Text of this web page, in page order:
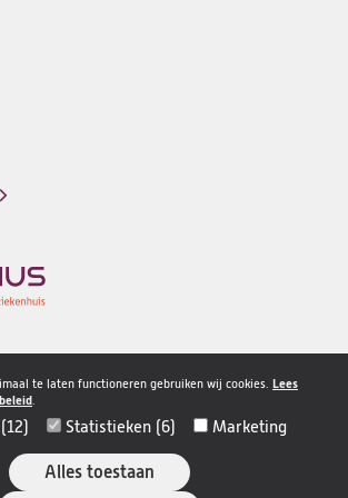
te laten functioneren gebruiken wij cookies. Lees
.
Statistieken (6)
Marketing
Alles toestaan